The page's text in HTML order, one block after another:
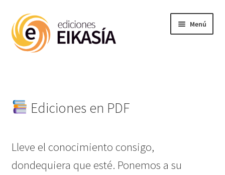
a
la
navegación
al
contenido
Menú
Próx publ
Ediciones en PDF
Lleve el conocimiento consigo,
dondequiera que esté. Ponemos a su